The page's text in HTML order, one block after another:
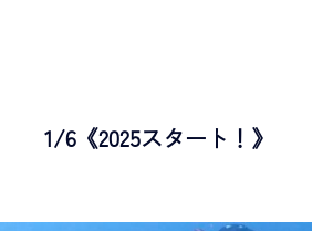
1/6《2025スタート！》